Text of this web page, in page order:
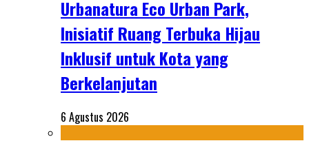
Urbanatura Eco Urban Park,
Inisiatif Ruang Terbuka Hijau
Inklusif untuk Kota yang
Berkelanjutan
6 Agustus 2026